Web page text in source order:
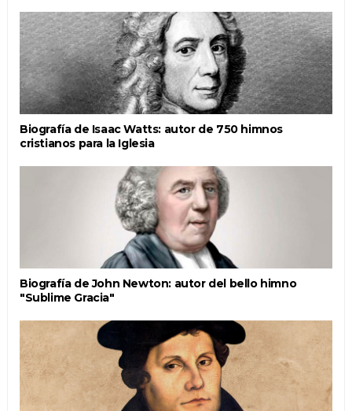
Biografía de Isaac Watts: autor de 750 himnos
cristianos para la Iglesia
Biografía de John Newton: autor del bello himno
"Sublime Gracia"